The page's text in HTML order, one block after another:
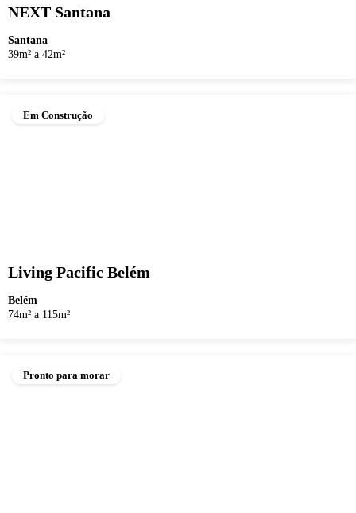
NEXT Santana
Santana
39m² a 42m²
Em Construção
Living Pacific Belém
Belém
74m² a 115m²
Pronto para morar